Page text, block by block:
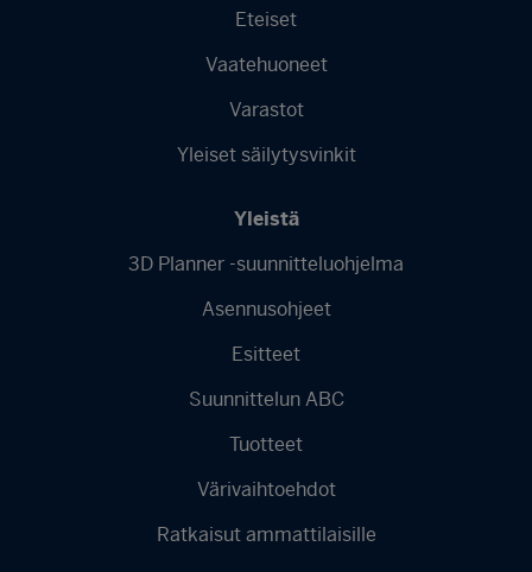
Eteiset
Vaatehuoneet
Varastot
Yleiset säilytysvinkit
Yleistä
3D Planner -suunnitteluohjelma
Asennusohjeet
Esitteet
Suunnittelun ABC
Tuotteet
Värivaihtoehdot
Ratkaisut ammattilaisille